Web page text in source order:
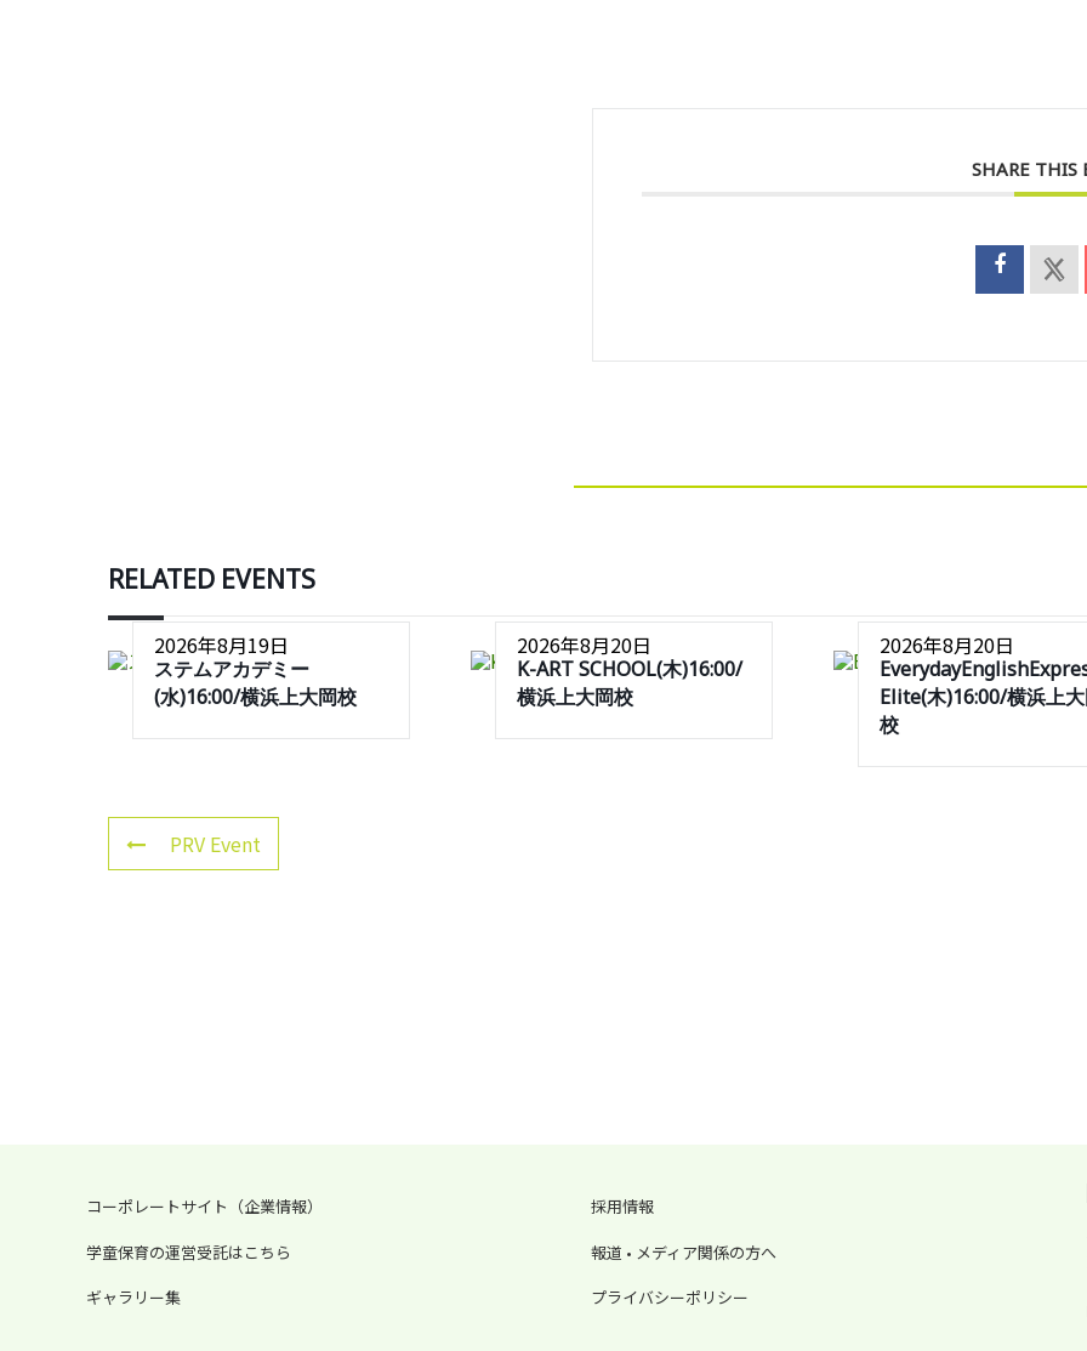
SHARE THIS
RELATED EVENTS
2026年8月19日
ステムアカデミー
(水)16:00/横浜上大岡校
2026年8月20日
K-ART SCHOOL(木)16:00/
横浜上大岡校
2026年8月20日
Elite(木)16:00/横浜上
校
PRV Event
コーポレートサイト（企業情報）
学童保育の運営受託はこちら
ギャラリー集
採用情報
報道 • メディア関係の方へ
プライバシーポリシー